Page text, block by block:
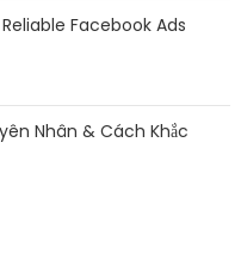
Facebook Ads
Nhân & Cách Khắc